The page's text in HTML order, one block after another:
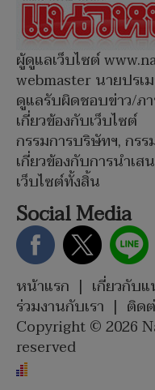
ผู้ดูแลเว็บไซต์
webmaster นายปรเ
ดูแลรับผิดชอบข่าว/
เกี่ยวข้องกับเว็บไซต์
กรรมการบริษัทฯ, กร
เกี่ยวข้องกับการนำเ
เว็บไซต์ทั้งสิ้น
Social Media
หน้าแรก | เกี่ยวกับ
ร่วมงานกับเรา | ติด
Copyright © 2026
reserved